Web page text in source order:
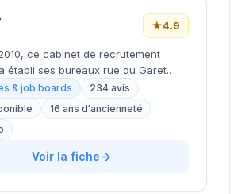
sur le réseau mondial
présent dans plus de 35 pays.
★4.9
ce cabinet de recrutement
établi ses bureaux rue du Garet
arrondissement, au cœur du
Terreaux. Dirigé par FACENTE, il
plus de 14 années d'expérience
des entreprises et
La structure bénéficie d'une
réputation auprès de sa clientèle,
& job boards
234 avis
16 ans d'ancienneté
Voir la fiche